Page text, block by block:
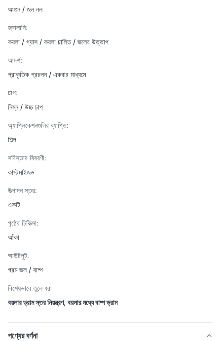
আগুন / জল নল
জ্বালানি:
কয়লা / গ্যাস / কয়লা চালিত / জলের উত্তাপ
আদর্শ:
প্রাকৃতিক প্রচলন / একবার মাধ্যমে
চাপ:
নিম্ন / উচ্চ চাপ
অ্যাপ্লিকেশনগুলির ব্যাপ্তি:
শিল্প
সবিস্তার বিবরণী:
কাস্টমাইজড
উত্পাদন স্তর:
একটি
পৃষ্ঠের চিকিত্সা:
আঁকা
আউটপুট:
গরম জল / বাষ্প
বিশেষভাবে তুলে ধরা
বয়লার ড্রাম স্তর নিয়ন্ত্রণ, বয়লার মধ্যে বাষ্প ড্রাম
পণ্যের বর্ণনা